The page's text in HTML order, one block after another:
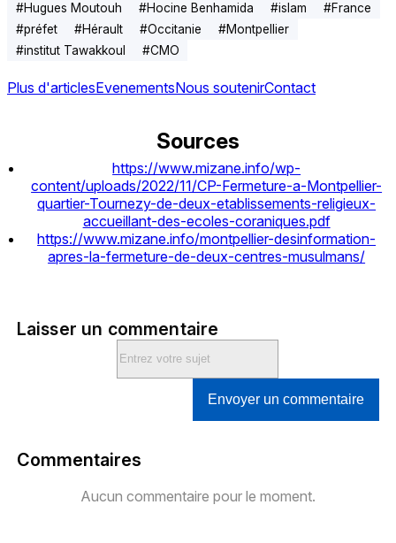
#Hugues Moutouh #Hocine Benhamida #islam #France
#préfet #Hérault #Occitanie #Montpellier
#institut Tawakkoul #CMO
Plus d'articlesEvenementsNous soutenirContact
Sources
https://www.mizane.info/wp-
content/uploads/2022/11/CP-Fermeture-a-Montpellier-
quartier-Tournezy-de-deux-etablissements-religieux-
accueillant-des-ecoles-coraniques.pdf
https://www.mizane.info/montpellier-desinformation-
apres-la-fermeture-de-deux-centres-musulmans/
Laisser un commentaire
Envoyer un commentaire
Commentaires
Aucun commentaire pour le moment.